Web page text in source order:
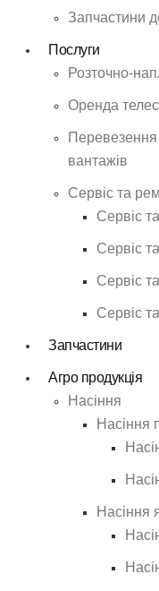
Запчастини
Послуги
Розточно-
Оренда
Перевезення
вантажів
Сервіс та
Cервіс
Cервіс
Сервіс
Сервіс
Запчастини
Агро продукція
Насіння
Насіння
Насіння